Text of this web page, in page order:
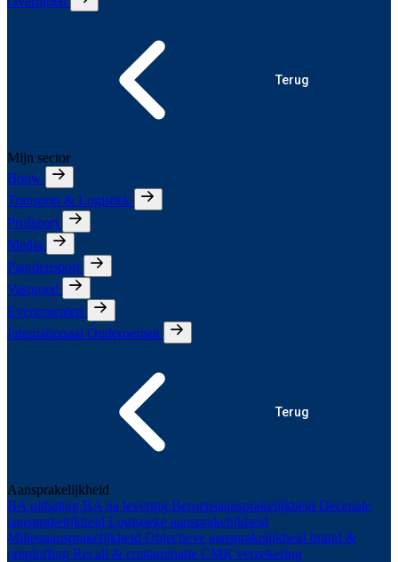
Terug
Mijn sector
Bouw
Transport & Logistiek
Profsport
Media
Paardensport
Vastgoed
Evenementen
Internationaal Ondernemen
Terug
Aansprakelijkheid
BA uitbating BA na levering Beroepsaansprakelijkheid Decenale
aansprakelijkheid Logistieke aansprakelijkheid
Milieuaansprakelijkheid Objectieve aansprakelijkheid brand &
ontploffing Recall & contaminatie CMR verzekering